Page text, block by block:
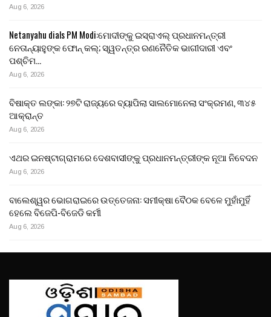
Aug 6, 2026
Netanyahu dials PM Modi:ମୋଦୀଙ୍କୁ ଇସ୍ରାଏଲ୍ ପ୍ରଧାନମନ୍ତ୍ରୀ
ନେତାନ୍ୟାହୁଙ୍କ ଫୋନ୍ କଲ୍; ସ୍ୱତନ୍ତ୍ର ରଣନୈତିକ ଭାଗୀଦାରୀ ଏବଂ
ପଶ୍ଚିମ…
Aug 6, 2026
ବିଷାକ୍ତ ଲଙ୍କା: ୨୭ଟି ରାଜ୍ୟରେ ବ୍ୟାପିଲା ସାଲମୋନେଲା ସଂକ୍ରମଣ, ୩୪୫
ଆକ୍ରାନ୍ତ
Aug 6, 2026
ଏଥର ଇନଷ୍ଟାଗ୍ରାମରେ ଦେଶବାସୀଙ୍କୁ ପ୍ରଧାନମନ୍ତ୍ରୀଙ୍କ ନୂଆ ନିବେଦନ
Aug 6, 2026
ବାଲେଶ୍ୱର ଭୋଗରାଇରେ ଉତ୍ତେଜନା: ସମୀକ୍ଷା ବୈଠକ ବେଳେ ମୁହାଁମୁହିଁ
ହେଲେ ବିଜେପି-ବିଜେଡି କର୍ମୀ
Aug 6, 2026